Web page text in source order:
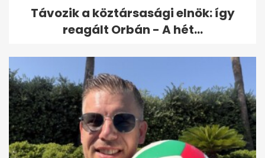
Távozik a köztársasági elnök: így
reagált Orbán - A hét...